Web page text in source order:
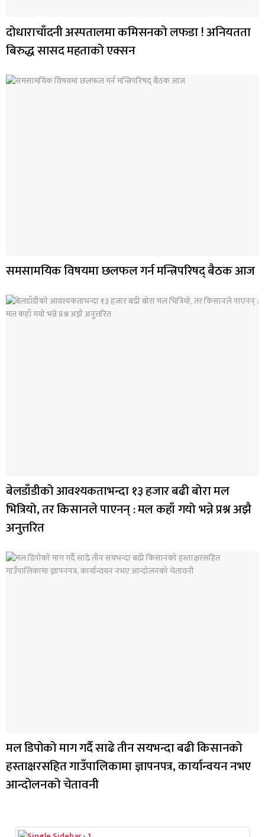
दोधाराचाँदनी अस्पतालमा कमिसनको लफडा ! अनियतता
बिरुद्ध सासद महताको एक्सन
समसामयिक विषयमा छलफल गर्न मन्त्रिपरिषद् बैठक आज
बेलडाँडीको आवश्यकताभन्दा १३ हजार बढी बोरा मल
भित्रियो, तर किसानले पाएनन् : मल कहाँ गयो भन्ने प्रश्न अझै
अनुत्तरित
मल डिपोको माग गर्दै साढे तीन सयभन्दा बढी किसानको
हस्ताक्षरसहित गाउँपालिकामा ज्ञापनपत्र, कार्यान्वयन नभए
आन्दोलनको चेतावनी